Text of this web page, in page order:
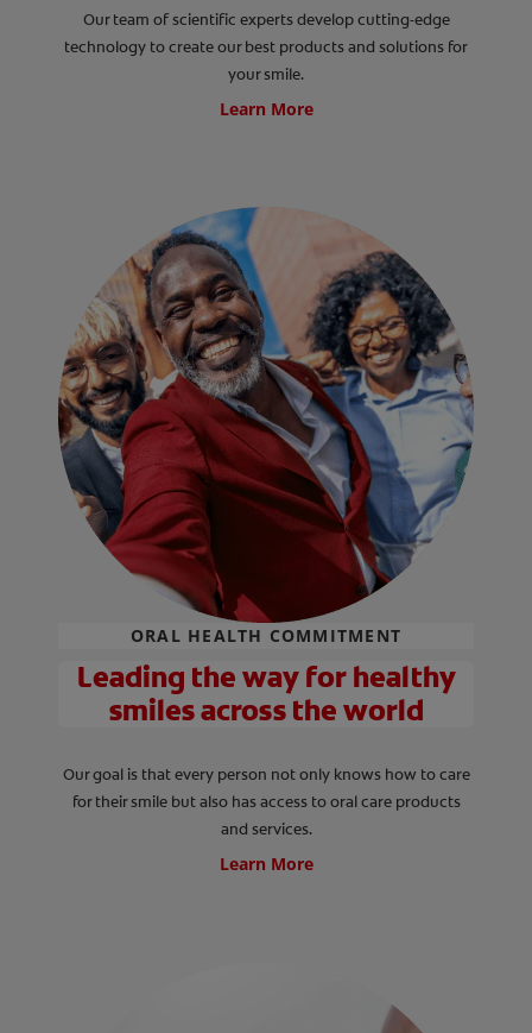
Our team of scientific experts develop cutting-edge
technology to create our best products and solutions for
your smile.
Learn More
ORAL HEALTH COMMITMENT
Leading the way for healthy
smiles across the world
Our goal is that every person not only knows how to care
for their smile but also has access to oral care products
and services.
Learn More